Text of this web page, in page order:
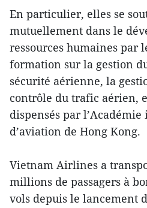
En particulier, elles se
mutuellement dans le
ressources humaines par
formation sur la gestion
sécurité aérienne, la
contrôle du trafic aérien,
dispensés par
d’aviation de Hong Kong.
Vietnam Airlines a
millions de passagers à
vols depuis le lancement